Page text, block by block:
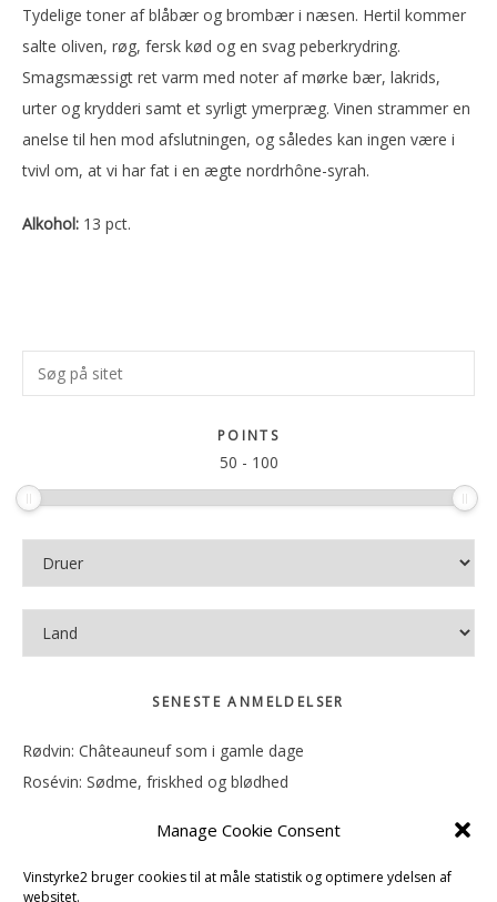
Manage Cookie Consent
Vinstyrke2 bruger cookies til at måle statistik og optimere ydelsen af
websitet.
Tydelige toner af blåbær og brombær i næsen. Hertil kommer
salte oliven, røg, fersk kød og en svag peberkrydring.
Smagsmæssigt ret varm med noter af mørke bær, lakrids,
urter og krydderi samt et syrligt ymerpræg. Vinen strammer en
anelse til hen mod afslutningen, og således kan ingen være i
tvivl om, at vi har fat i en ægte nordrhône-syrah.
Alkohol: 13 pct.
Primær
Sidebar
Søg
på
POINTS
50 - 100
SENESTE ANMELDELSER
Rødvin: Châteauneuf som i gamle dage
Rosévin: Sødme, friskhed og blødhed
Rosévin: Forfriskende bagatel
Rosévin: Sødmen hænger i munden